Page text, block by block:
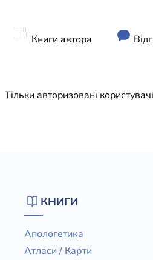
Книги автора
Тільки авторизовані
КНИГИ
Апологетика
Атласи / Карти